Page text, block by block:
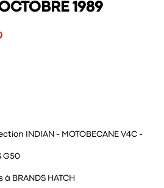
1989
INDIAN - MOTOBECANE V4C -
G50
BRANDS HATCH